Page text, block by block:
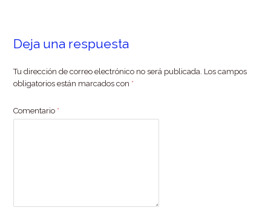
Deja una respuesta
Tu dirección de correo electrónico no será publicada. Los campos
obligatorios están marcados con *
Comentario *